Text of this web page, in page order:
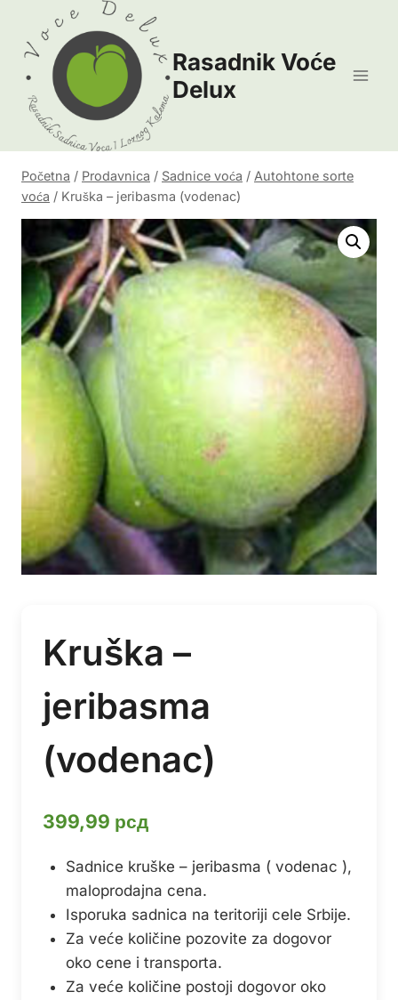
content
Rasadnik Voće
Delux
Početna / Prodavnica / Sadnice voća / Autohtone sorte
voća / Kruška – jeribasma (vodenac)
Kruška –
jeribasma
(vodenac)
399,99 рсд
Sadnice kruške – jeribasma ( vodenac ),
maloprodajna cena.
Isporuka sadnica na teritoriji cele Srbije.
Za veće količine pozovite za dogovor
oko cene i transporta.
Za veće količine postoji dogovor oko